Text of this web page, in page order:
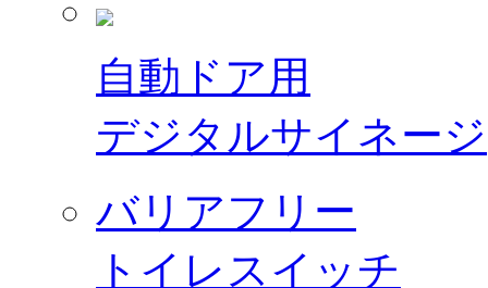
自動ドア用
デジタルサイネージ
バリアフリー
トイレスイッチ